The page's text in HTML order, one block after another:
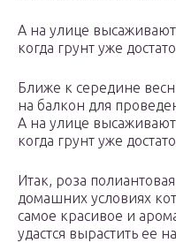
А на улице
когда грунт уже
Ближе к середине
на балкон для
А на улице
когда грунт уже
Итак, роза
домашних условиях
самое красивое и
удастся вырастить ее